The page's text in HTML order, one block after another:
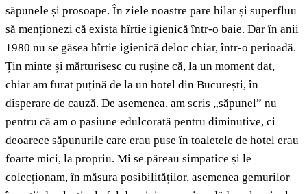
săpunele și prosoape. În ziele noastre pare hilar și superfluu
să menționezi că exista hîrtie igienică într-o baie. Dar în anii
1980 nu se găsea hîrtie igienică deloc chiar, într-o perioadă.
Țin minte și mărturisesc cu rușine că, la un moment dat,
chiar am furat puțină de la un hotel din București, în
disperare de cauză. De asemenea, am scris „săpunel” nu
pentru că am o pasiune edulcorată pentru diminutive, ci
deoarece săpunurile care erau puse în toaletele de hotel erau
foarte mici, la propriu. Mi se păreau simpatice și le
colecționam, în măsura posibilităților, asemenea gemurilor